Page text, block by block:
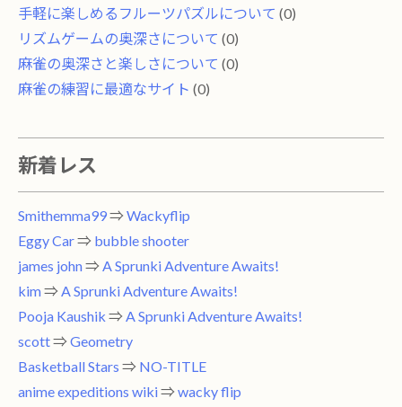
手軽に楽しめるフルーツパズルについて (0)
リズムゲームの奥深さについて (0)
麻雀の奥深さと楽しさについて (0)
麻雀の練習に最適なサイト (0)
新着レス
Smithemma99⇒ Wackyflip
Eggy Car⇒ bubble shooter
james john⇒ A Sprunki Adventure Awaits!
kim⇒ A Sprunki Adventure Awaits!
Pooja Kaushik ⇒ A Sprunki Adventure Awaits!
scott⇒ Geometry
Basketball Stars ⇒ NO-TITLE
anime expeditions wiki⇒ wacky flip